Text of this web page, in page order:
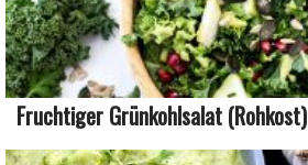
Fruchtiger Grünkohlsalat (Rohkost)